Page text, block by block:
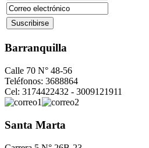
Barranquilla
Calle 70 N° 48-56
Teléfonos: 3688864
Cel: 3174422432 - 3009121911
Santa Marta